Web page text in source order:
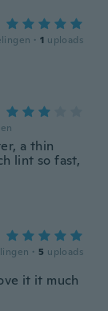
· 1 uploads
a thin
lint so fast,
· 5 uploads
it it much